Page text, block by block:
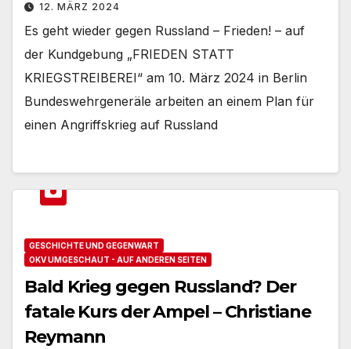
12. MÄRZ 2024
Es geht wieder gegen Russland – Frieden! – auf
der Kundgebung „FRIEDEN STATT
KRIEGSTREIBEREI“ am 10. März 2024 in Berlin
Bundeswehrgeneräle arbeiten an einem Plan für
einen Angriffskrieg auf Russland
GESCHICHTE UND GEGENWART
OKV UMGESCHAUT - AUF ANDEREN SEITEN
Bald Krieg gegen Russland? Der
fatale Kurs der Ampel – Christiane
Reymann